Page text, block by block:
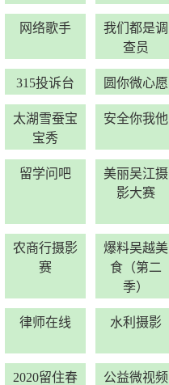
网络歌手
我们都是调
查员
315投诉台 圆你微心愿
太湖雪蚕宝
宝秀
安全你我他
留学问吧
美丽吴江摄
影大赛
农商行摄影
赛
爆料吴越美
食（第二
季）
律师在线 水利摄影
2020留住春
公益微视频